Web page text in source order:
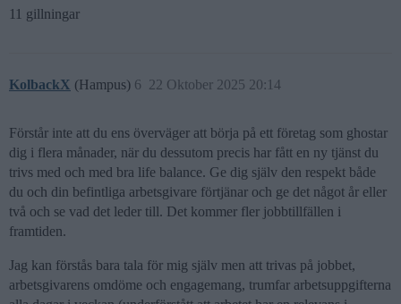
11 gillningar
KolbackX (Hampus) 22 Oktober 2025 20:14
6
Förstår inte att du ens överväger att börja på ett företag som ghostar
dig i flera månader, när du dessutom precis har fått en ny tjänst du
trivs med och med bra life balance. Ge dig själv den respekt både
du och din befintliga arbetsgivare förtjänar och ge det något år eller
två och se vad det leder till. Det kommer fler jobbtillfällen i
framtiden.
Jag kan förstås bara tala för mig själv men att trivas på jobbet,
arbetsgivarens omdöme och engagemang, trumfar arbetsuppgifterna